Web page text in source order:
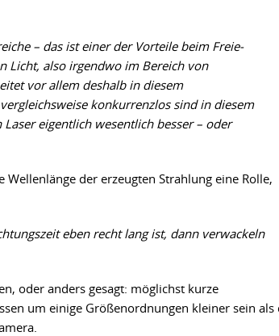
– das ist einer der Vorteile beim Freie-
Licht, also irgendwo im Bereich von
vor allem deshalb in diesem
konkurrenzlos sind in diesem
eigentlich wesentlich besser – oder
der erzeugten Strahlung eine Rolle,
eben recht lang ist, dann verwackeln
oder anders gesagt: möglichst kurze
um einige Größenordnungen kleiner sein als